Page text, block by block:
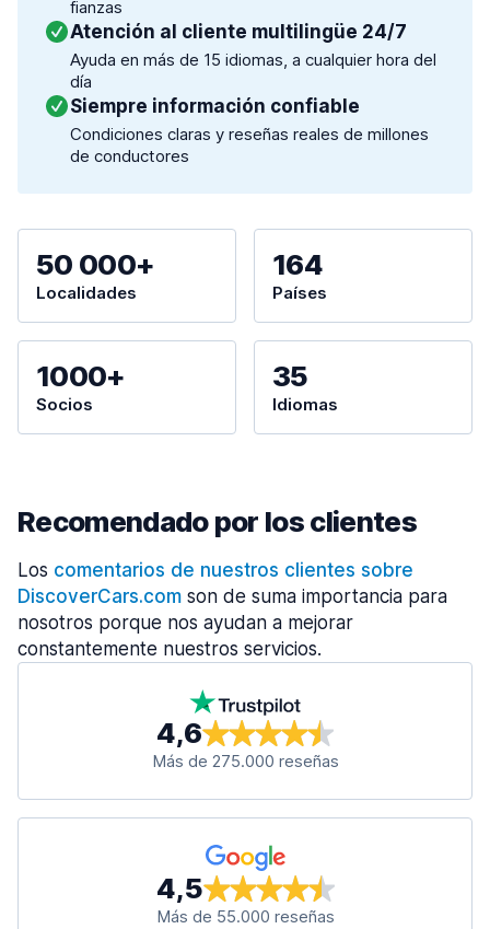
fianzas
Atención al cliente multilingüe 24/7
Ayuda en más de 15 idiomas, a cualquier hora del
día
Siempre información confiable
Condiciones claras y reseñas reales de millones
de conductores
50 000+
Localidades
164
Países
1000+
Socios
35
Idiomas
Recomendado por los clientes
Los comentarios de nuestros clientes sobre
DiscoverCars.com son de suma importancia para
nosotros porque nos ayudan a mejorar
constantemente nuestros servicios.
4,6
Más de 275.000 reseñas
4,5
Más de 55.000 reseñas